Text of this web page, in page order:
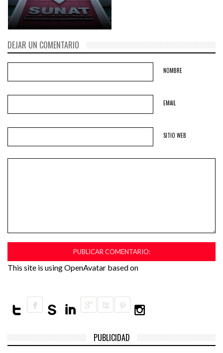
DEJAR UN COMENTARIO
NOMBRE
EMAIL
SITIO WEB
This site is using OpenAvatar based on
PUBLICIDAD